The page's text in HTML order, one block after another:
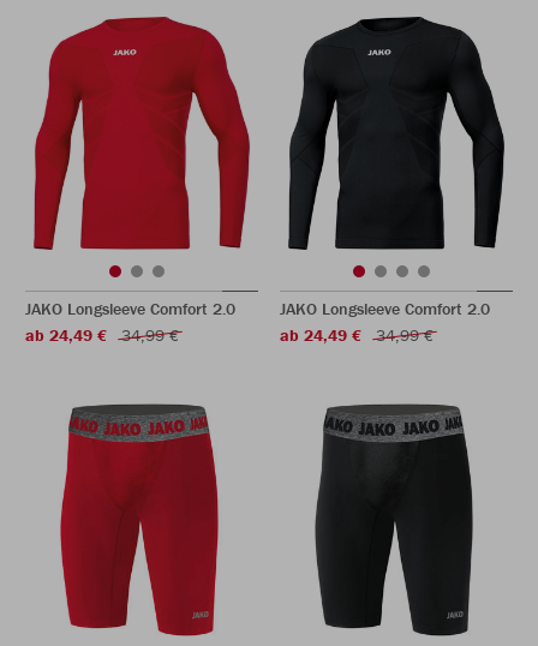
JAKO Longsleeve Comfort 2.0
ab 24,49 €
34,99 €
JAKO Longsleeve Comfort 2.0
ab 24,49 €
34,99 €